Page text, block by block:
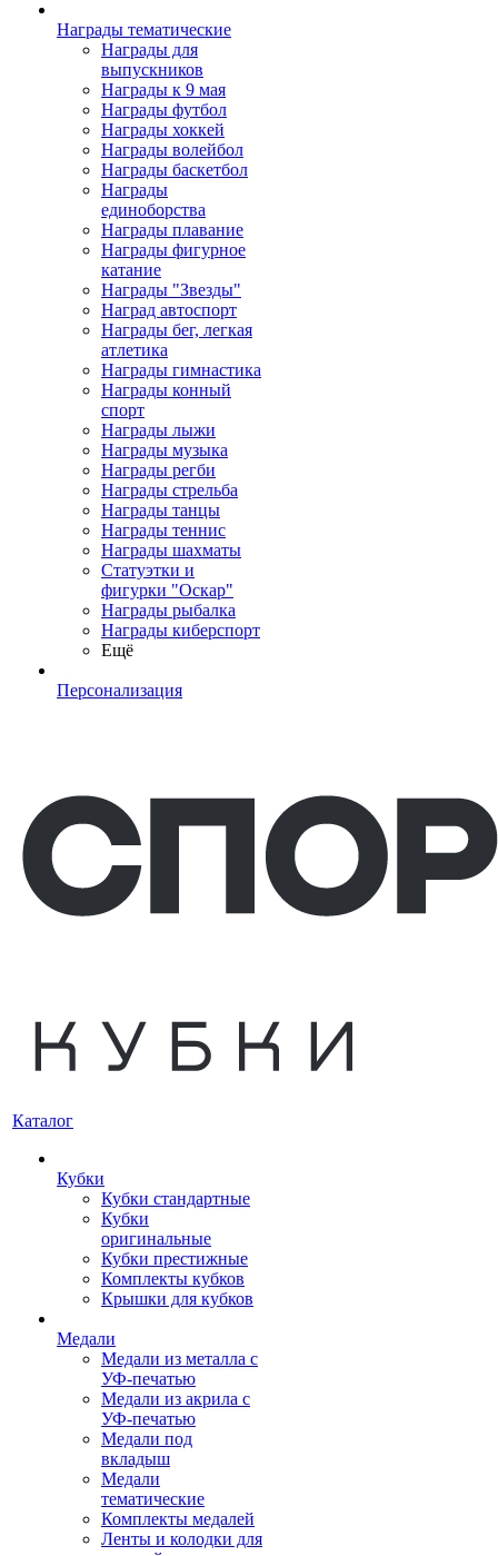
Награды тематические
Награды для
выпускников
Награды к 9 мая
Награды футбол
Награды хоккей
Награды волейбол
Награды баскетбол
Награды
единоборства
Награды плавание
Награды фигурное
катание
Награды "Звезды"
Наград автоспорт
Награды бег, легкая
атлетика
Награды гимнастика
Награды конный
спорт
Награды лыжи
Награды музыка
Награды регби
Награды стрельба
Награды танцы
Награды теннис
Награды шахматы
Статуэтки и
фигурки "Оскар"
Награды рыбалка
Награды киберспорт
Ещё
Персонализация
Каталог
Кубки
Кубки стандартные
Кубки
оригинальные
Кубки престижные
Комплекты кубков
Крышки для кубков
Медали
Медали из металла с
УФ-печатью
Медали из акрила с
УФ-печатью
Медали под
вкладыш
Медали
тематические
Комплекты медалей
Ленты и колодки для